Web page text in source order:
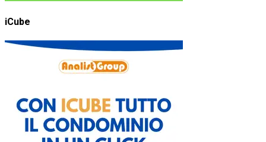
iCube